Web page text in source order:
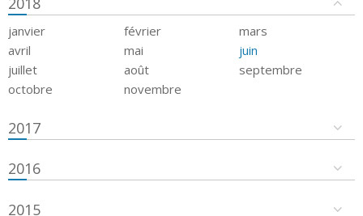
janvier février
mars
avril
mai
juin
juillet
août
septembre
octobre
novembre
2017
2016
2015